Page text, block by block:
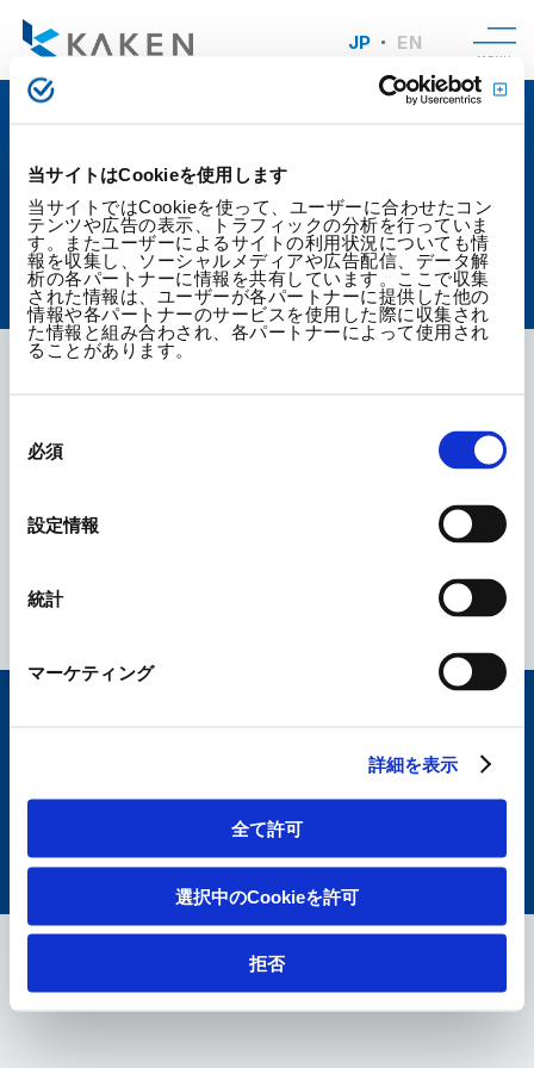
当サイトはCookieを使用します
当サイトではCookieを使って、ユーザーに合わせたコン
テンツや広告の表示、トラフィックの分析を行っていま
す。またユーザーによるサイトの利用状況についても情
報を収集し、ソーシャルメディアや広告配信、データ解
析の各パートナーに情報を共有しています。ここで収集
された情報は、ユーザーが各パートナーに提供した他の
情報や各パートナーのサービスを使用した際に収集され
た情報と組み合わされ、各パートナーによって使用され
ることがあります。
の必須
設定情報
統計
マーケティング
詳細を表示
全て許可
選択中のCookieを許可
拒否
JP EN
MENU
ここから先は外部サイトにな
ります
TOP ここから先は外部サイトになります
電子公告
© KAKEN PHARMACEUTICAL CO., LTD.